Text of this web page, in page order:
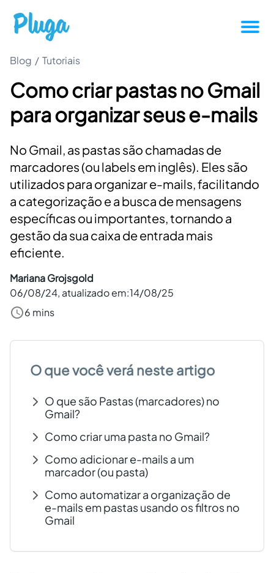
Produtividade
Novidades da Pluga
Casos de sucesso
Outros
Entrar
Criar conta grátis
Blog / Tutoriais
Como criar pastas no Gmail
para organizar seus e-mails
No Gmail, as pastas são chamadas de
marcadores (ou labels em inglês). Eles são
utilizados para organizar e-mails, facilitando
a categorização e a busca de mensagens
específicas ou importantes, tornando a
gestão da sua caixa de entrada mais
eficiente.
Mariana Grojsgold
06/08/24, atualizado em:14/08/25
6 mins
O que você verá neste artigo
O que são Pastas (marcadores) no
Gmail?
Como criar uma pasta no Gmail?
Como adicionar e-mails a um
marcador (ou pasta)
Como automatizar a organização de
e-mails em pastas usando os filtros no
Gmail